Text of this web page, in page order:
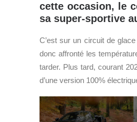
cette occasion, le
sa super-sportive
C’est sur un circuit de
donc affronté les
tarder. Plus tard, courant
d’une version 100%